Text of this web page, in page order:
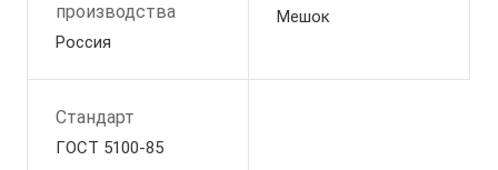
производства
Россия
Мешок
Стандарт
ГОСТ 5100-85